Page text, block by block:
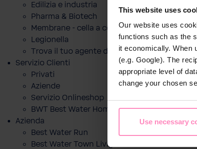
This website uses
Our website uses
functions such as the
it economically. When
(e.g. Google). The
appropriate level of
change your chosen
Use necessary
Edilizia e industria
Pharma & Biotech
Membrane - cella a combustibile
Legionella
Trova il tuo agente di zona
Servizio Clienti
Privati
Aziende
Servizio Onlineshop
BWT Best Water Home App
Azienda
Best Water Run
Best Water Town Livigno